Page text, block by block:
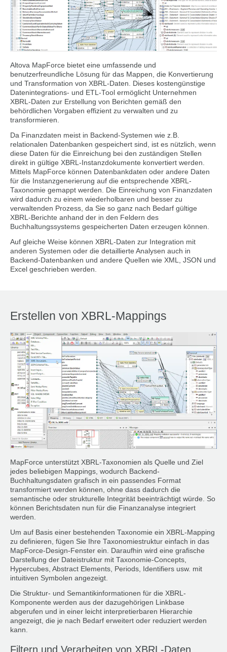
Altova MapForce bietet eine umfassende und
benutzerfreundliche Lösung für das Mappen, die Konvertierung
und Transformation von XBRL-Daten. Dieses kostengünstige
Datenintegrations- und ETL-Tool ermöglicht Unternehmen
XBRL-Daten zur Erstellung von Berichten gemäß den
behördlichen Vorgaben effizient zu verwalten und zu
transformieren.
Da Finanzdaten meist in Backend-Systemen wie z.B.
relationalen Datenbanken gespeichert sind, ist es nützlich, wenn
diese Daten für die Einreichung bei den zuständigen Stellen
direkt in gültige XBRL-Instanzdokumente konvertiert werden.
Mittels MapForce können Datenbankdaten oder andere Daten
für die Instanzgenerierung auf die entsprechende XBRL-
Taxonomie gemappt werden. Die Einreichung von Finanzdaten
wird dadurch zu einem wiederholbaren und besser zu
verwaltenden Prozess, da Sie so ganz nach Bedarf gültige
XBRL-Berichte anhand der in den Feldern des
Buchhaltungssystems gespeicherten Daten erzeugen können.
Auf gleiche Weise können XBRL-Daten zur Integration mit
anderen Systemen oder die detaillierte Analysen auch in
Backend-Datenbanken und andere Quellen wie XML, JSON und
Excel geschrieben werden.
Erstellen von XBRL-Mappings
MapForce unterstützt XBRL-Taxonomien als Quelle und Ziel
jedes beliebigen Mappings, wodurch Backend-
Buchhaltungsdaten grafisch in ein passendes Format
transformiert werden können, ohne dass dadurch die
semantische oder strukturelle Integrität beeinträchtigt würde. So
können Berichtsdaten nun für die Finanzanalyse integriert
werden.
Um auf Basis einer bestehenden Taxonomie ein XBRL-Mapping
zu definieren, fügen Sie Ihre Taxonomiestruktur einfach in das
MapForce-Design-Fenster ein. Daraufhin wird eine grafische
Darstellung der Dateistruktur mit Taxonomie-Concepts,
Hypercubes, Abstract Elements, Periods, Identifiers usw. mit
intuitiven Symbolen angezeigt.
Die Struktur- und Semantikinformationen für die XBRL-
Komponente werden aus der dazugehörigen Linkbase
abgerufen und in einer leicht interpretierbaren Hierarchie
angezeigt, die je nach Bedarf erweitert oder reduziert werden
kann.
Filtern und Verarbeiten von XBRL-Daten